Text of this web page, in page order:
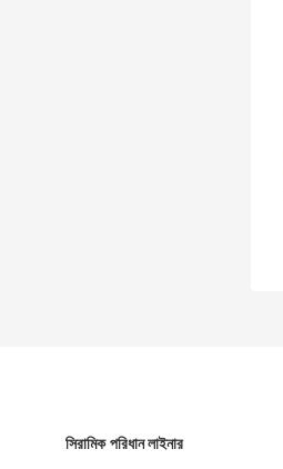
সিরামিক পরিধান লাইনার